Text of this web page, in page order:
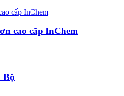
cao cấp InChem
Bộ